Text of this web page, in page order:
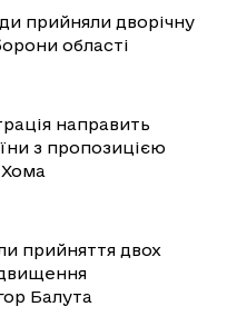
прийняли дворічну
області
направить
з пропозицією
прийняття двох
Балута